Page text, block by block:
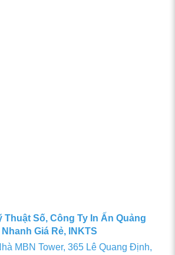
Thuật Số, Công Ty In Ấn Quảng
Giá Rẻ, INKTS
MBN Tower, 365 Lê Quang Định,